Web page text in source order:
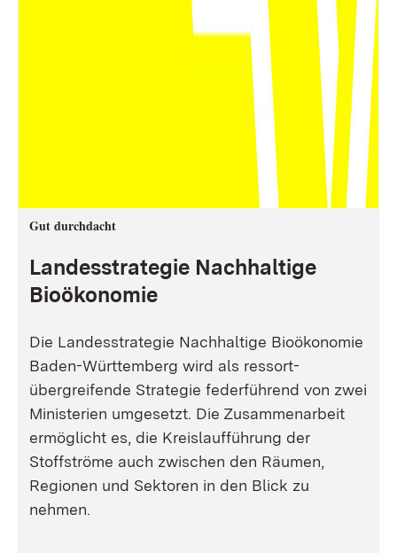
Gut durchdacht
Landesstrategie Nachhaltige
Bioökonomie
Die Landesstrategie Nachhaltige Bioökonomie
Baden-Württemberg wird als ressort-
übergreifende Strategie federführend von zwei
Ministerien umgesetzt. Die Zusammenarbeit
ermöglicht es, die Kreislaufführung der
Stoffströme auch zwischen den Räumen,
Regionen und Sektoren in den Blick zu
nehmen.